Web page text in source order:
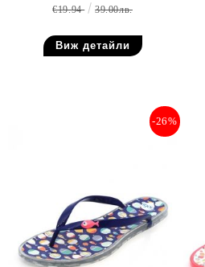
€19.94 39.00лв.
Виж детайли
-26%